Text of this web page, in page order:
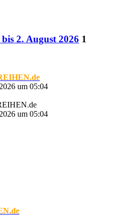
2. August 2026 1
um 05:04
um 05:04